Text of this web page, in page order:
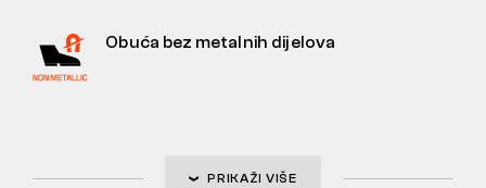
Obuća bez metalnih dijelova
PRIKAŽI VIŠE